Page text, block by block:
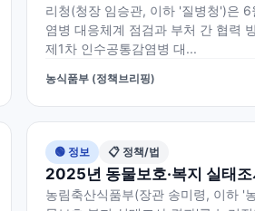
리청(청장 임승관, 이하 '질병청')은
염병 대응체계 점검과 부처 간 협력
제1차 인수공통감염병 대...
농식품부 (정책브리핑)
🟢 정보 📋 정책/법
2025년 동물보호·복지 실태
농림축산식품부(장관 송미령, 이하 '